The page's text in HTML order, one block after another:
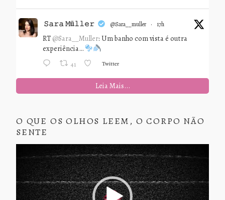
𝚂𝚊𝚛𝚊 𝙼ü𝚕𝚕𝚎𝚛 @sara__muller · 17h
RT @Sara__Muller: Um banho com vista é outra
experiência…
41 Twitter
Leia Mais...
O QUE OS OLHOS LEEM, O CORPO NÃO
SENTE
de
vídeo